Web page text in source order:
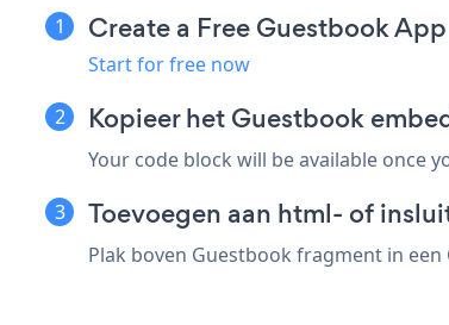
Create a Free Guestbook App
Start for free now
Kopieer het Guestbook
Your code block will be available once
Toevoegen aan html- of
Plak boven Guestbook fragment in